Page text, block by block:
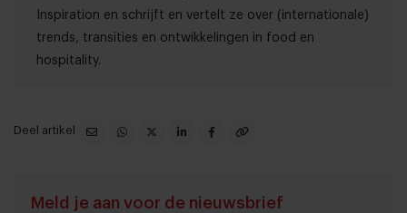
Inspiration en schrijft en vertelt ze over (internationale)
trends, transities en ontwikkelingen in food en
hospitality.
Deel artikel
Meld je aan voor de nieuwsbrief